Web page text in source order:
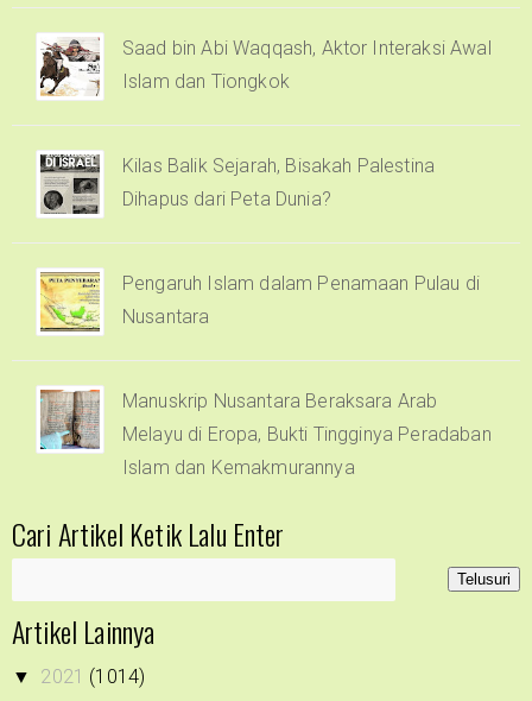
Saad bin Abi Waqqash, Aktor Interaksi Awal
Islam dan Tiongkok
Kilas Balik Sejarah, Bisakah Palestina
Dihapus dari Peta Dunia?
Pengaruh Islam dalam Penamaan Pulau di
Nusantara
Manuskrip Nusantara Beraksara Arab
Melayu di Eropa, Bukti Tingginya Peradaban
Islam dan Kemakmurannya
Cari Artikel Ketik Lalu Enter
Artikel Lainnya
▼ 2021 (1014)